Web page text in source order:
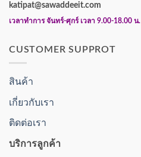
katipat@sawaddeeit.com
เวลาทำการ จันทร์-ศุกร์ เวลา 9.00-18.00 น.
CUSTOMER SUPPROT
สินค้า
เกี่ยวกับเรา
ติดต่อเรา
บริการลูกค้า